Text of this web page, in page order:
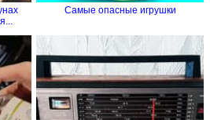
Самые опасные игрушки